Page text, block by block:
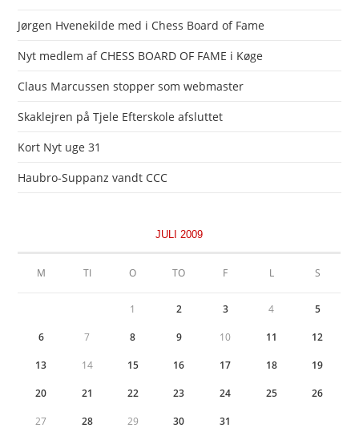
Jørgen Hvenekilde med i Chess Board of Fame
Nyt medlem af CHESS BOARD OF FAME i Køge
Claus Marcussen stopper som webmaster
Skaklejren på Tjele Efterskole afsluttet
Kort Nyt uge 31
Haubro-Suppanz vandt CCC
JULI 2009
M TI O TO F L S
1 2 3 4 5
6 7 8 9 10 11 12
13 14 15 16 17 18 19
20 21 22 23 24 25 26
27 28 29 30 31